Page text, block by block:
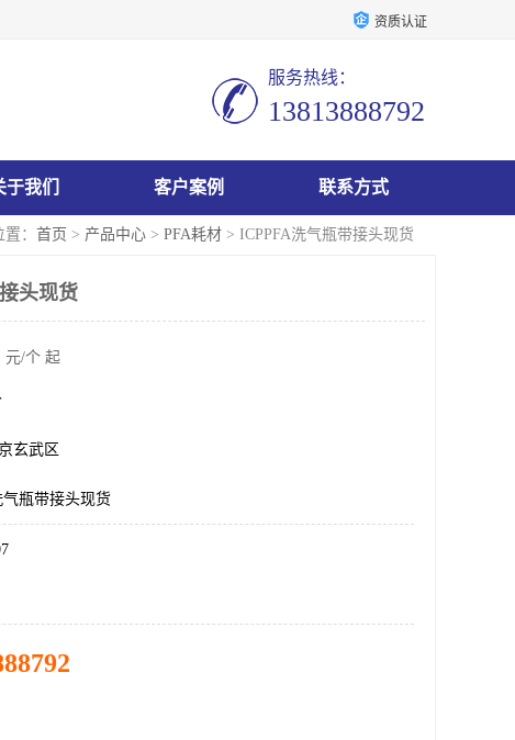
资质认证
服务热线：
13813888792
于我们 客户案例 联系方式
： 首页 > 产品中心 > PFA耗材 > ICPPFA洗气瓶带接头现货
头现货
元/个 起
玄武区
气瓶带接头现货